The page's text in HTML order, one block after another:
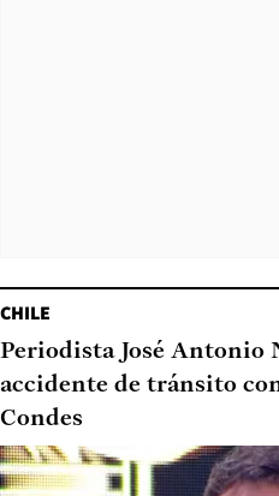
CHILE
Periodista José Antonio
accidente de tránsito
Condes